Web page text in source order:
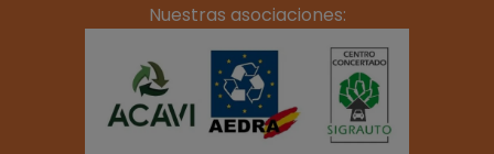
Nuestras asociaciones: